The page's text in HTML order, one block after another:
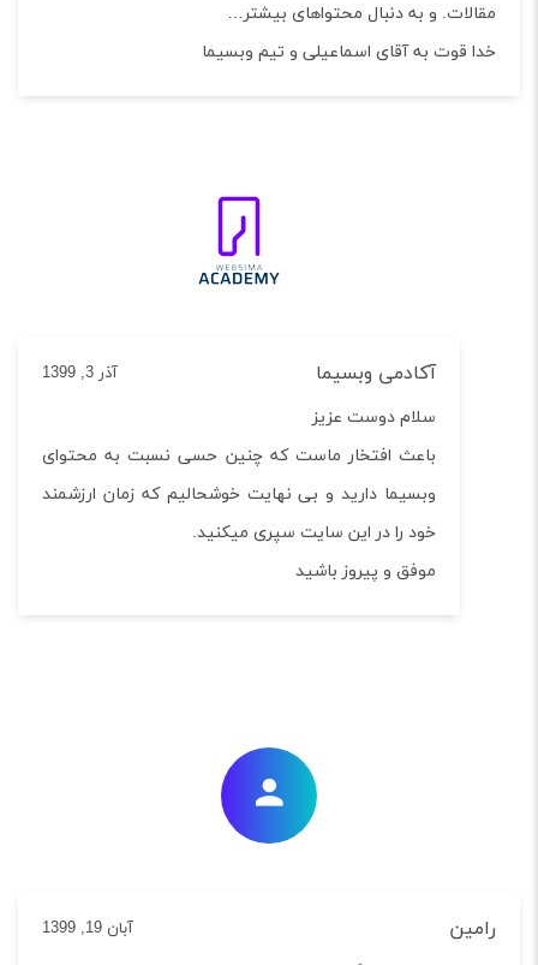
و به دنبال محتواهای بیشتر…
قوت به آقای اسماعیلی و تیم وبسیما
آکادمی وبسیما
سلام دوست عزیز
باعث افتخار ماست که چنین حسی نسبت به محتوای
وبسیما دارید و بی نهایت خوشحالیم که زمان ارزشمند
خود را در این سایت سپری میکنید.
موفق و پیروز باشید